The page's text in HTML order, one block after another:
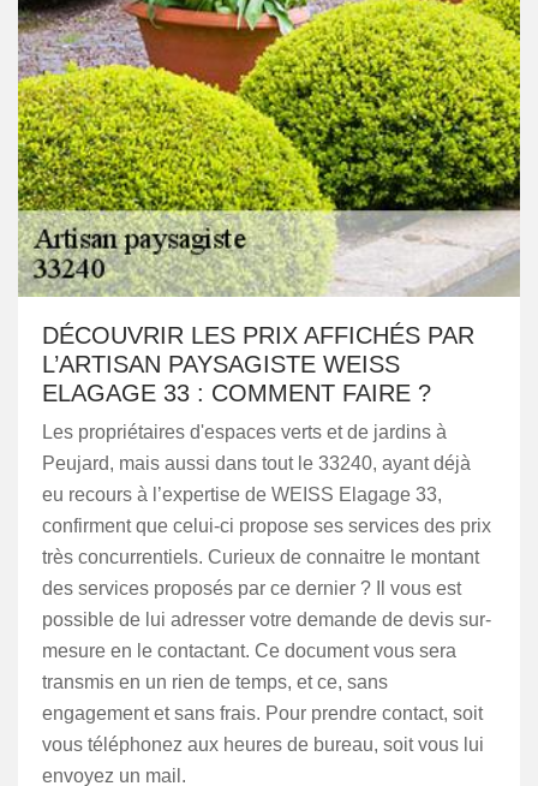
DÉCOUVRIR LES PRIX AFFICHÉS PAR
L’ARTISAN PAYSAGISTE WEISS
ELAGAGE 33 : COMMENT FAIRE ?
Les propriétaires d'espaces verts et de jardins à
Peujard, mais aussi dans tout le 33240, ayant déjà
eu recours à l’expertise de WEISS Elagage 33,
confirment que celui-ci propose ses services des prix
très concurrentiels. Curieux de connaitre le montant
des services proposés par ce dernier ? Il vous est
possible de lui adresser votre demande de devis sur-
mesure en le contactant. Ce document vous sera
transmis en un rien de temps, et ce, sans
engagement et sans frais. Pour prendre contact, soit
vous téléphonez aux heures de bureau, soit vous lui
envoyez un mail.